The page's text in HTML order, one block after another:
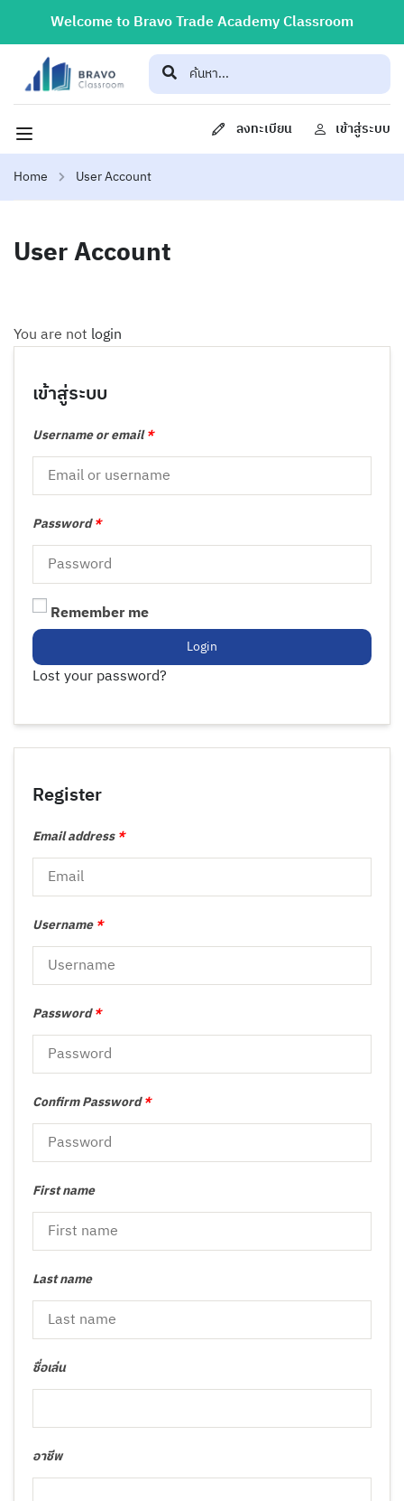
Welcome to Bravo Trade Academy Classroom
ลงทะเบียน เข้าสู่ระบบ
Home User Account
User Account
You are not login
เข้าสู่ระบบ
Username or email*
Password*
Remember me
Login
Lost your password?
Register
Email address*
Username*
Password*
Confirm Password*
First name
Last name
ชื่อเล่น
อาชีพ